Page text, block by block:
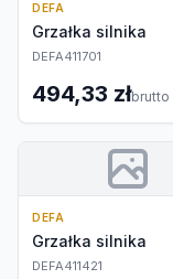
DEFA
Grzałka silnika
DEFA411701
494,33 złbrutto
DEFA
Grzałka silnika
DEFA411421